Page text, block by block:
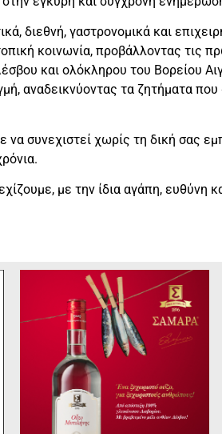
διεθνή, γαστρονομικά και
κοινωνία, προβάλλοντας τις
και ολόκληρου του Βορείου
αναδεικνύοντας τα ζητήματα
συνεχιστεί χωρίς τη δική σας
με την ίδια αγάπη, ευθύνη